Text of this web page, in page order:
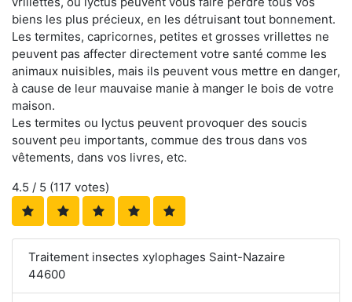
biens les plus précieux, en les détruisant tout bonnement.
Les termites, capricornes, petites et grosses vrillettes ne
peuvent pas affecter directement votre santé comme les
animaux nuisibles, mais ils peuvent vous mettre en danger,
à cause de leur mauvaise manie à manger le bois de votre
maison.
Les termites ou lyctus peuvent provoquer des soucis
souvent peu importants, commue des trous dans vos
vêtements, dans vos livres, etc.
4.5 / 5 (117 votes)
Traitement insectes xylophages Saint-Nazaire
44600